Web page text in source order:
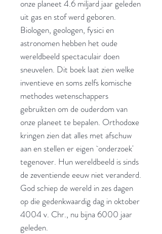
onze planeet 4.6 miljard jaar geleden
uit gas en stof werd geboren.
Biologen, geologen, fysici en
astronomen hebben het oude
wereldbeeld spectaculair doen
sneuvelen. Dit boek laat zien welke
inventieve en soms zelfs komische
methodes wetenschappers
gebruikten om de ouderdom van
onze planeet te bepalen. Orthodoxe
kringen zien dat alles met afschuw
aan en stellen er eigen `onderzoek'
tegenover. Hun wereldbeeld is sinds
de zeventiende eeuw niet veranderd.
God schiep de wereld in zes dagen
op die gedenkwaardig dag in oktober
4004 v. Chr., nu bijna 6000 jaar
geleden.